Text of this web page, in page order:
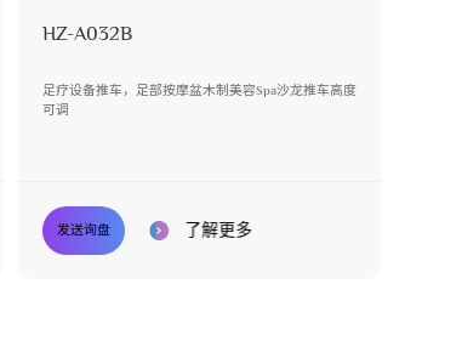
HZ-A032B
足疗设备推车，足部按摩盆木制美容Spa沙龙推车高度
可调
发送询盘 了解更多